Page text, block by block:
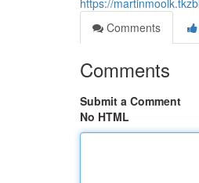
https://
Comments
Comments
Submit a Comment
No HTML